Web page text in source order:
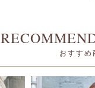
おすすめ